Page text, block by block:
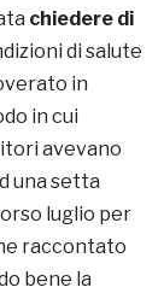
chiedere di
di salute
in
in cui
avevano
una setta
luglio per
raccontato
bene la